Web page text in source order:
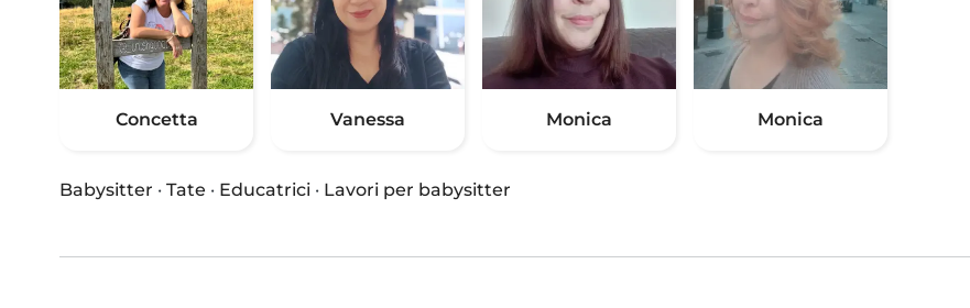
Concetta Vanessa Monica Monica
Babysitter · Tate · Educatrici · Lavori per babysitter